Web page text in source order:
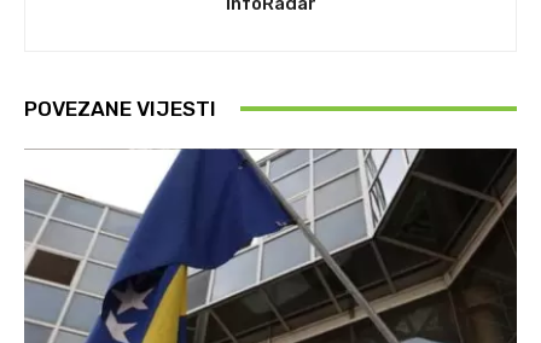
POVEZANE VIJESTI